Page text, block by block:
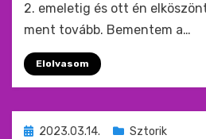
2. emeletig és ott én
ment tovább. Bementem a…
Elolvasom
Beküldve
2023.03.14. Sztorik